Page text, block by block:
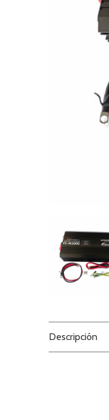
Descripción